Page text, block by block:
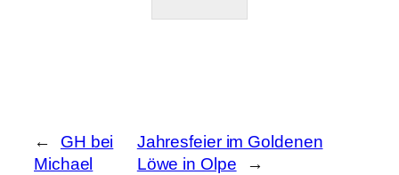
←
GH bei
Michael
Jahresfeier im Goldenen
Löwe in Olpe
→